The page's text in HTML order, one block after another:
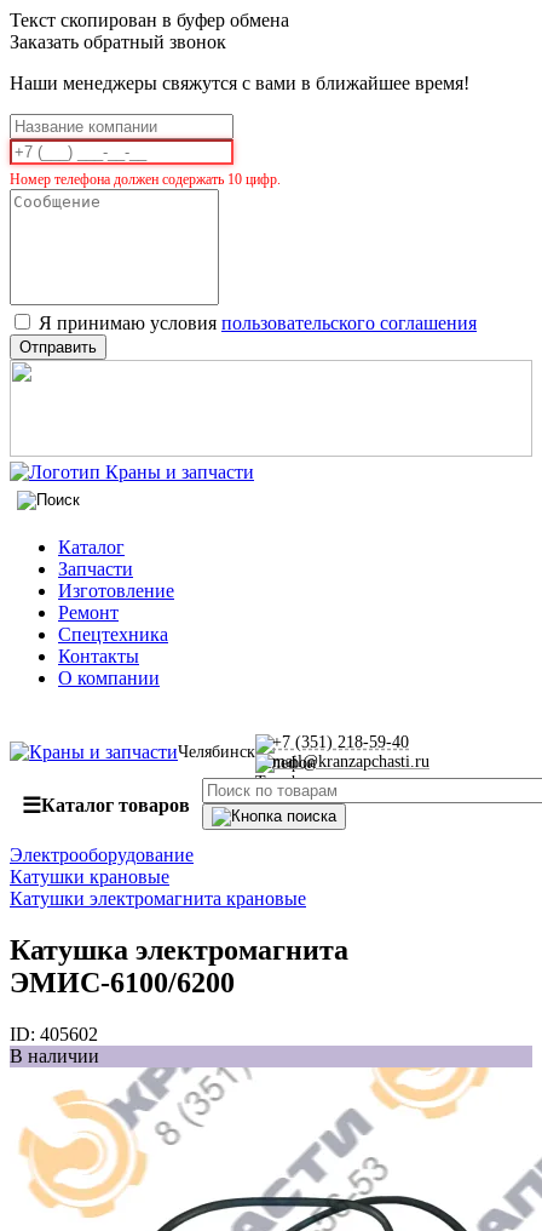
Текст скопирован в буфер обмена
Заказать обратный звонок
Наши менеджеры свяжутся с вами в ближайшее время!
Номер телефона должен содержать 10 цифр.
Я принимаю условия пользовательского соглашения
Отправить
Каталог
Запчасти
Изготовление
Ремонт
Спецтехника
Контакты
О компании
Челябинск
+7 (351) 218-59-40
mail@kranzapchasti.ru
☰Каталог товаров
Электрооборудование
Катушки крановые
Катушки электромагнита крановые
Катушка электромагнита
ЭМИС-6100/6200
ID: 405602
В наличии